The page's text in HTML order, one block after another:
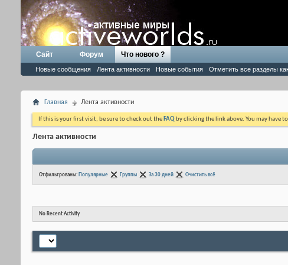
Сайт Форум Что нового ?
Новые сообщения Лента активности Новые события Отметить все разделы
Главная Лента активности
If this is your first visit, be sure to check out the FAQ by clicking the link above. You may have to
Лента активности
Отфильтрованы: Популярные Группы За 30 дней Очистить всё
No Recent Activity